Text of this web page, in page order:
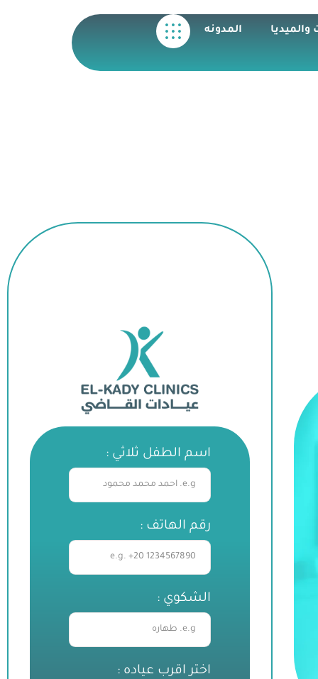
والميديا المدونه
اسم الطفل ثلاثي :
رقم الهاتف :
الشكوي :
اختر اقرب عياده :